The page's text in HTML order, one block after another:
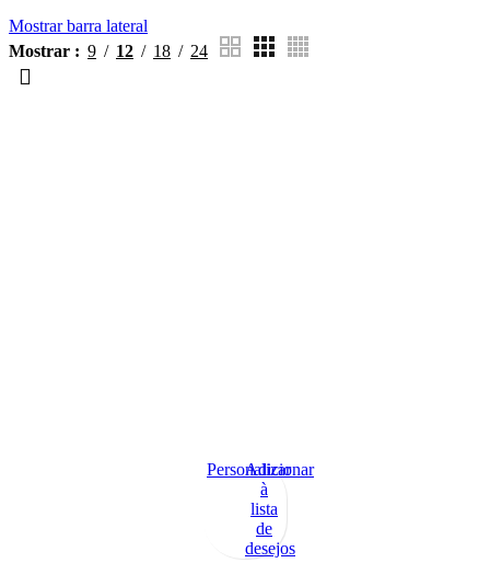
Mostrar barra lateral
Mostrar
9 12 18 24
Personalizar
Adicionar
à
lista
de
desejos